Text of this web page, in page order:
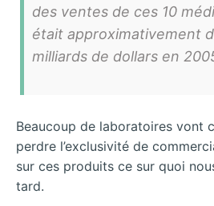
des ventes de ces 10
était approximativement
milliards de dollars en
Beaucoup de laboratoires vont
perdre l’exclusivité de
sur ces produits ce sur quoi
tard.